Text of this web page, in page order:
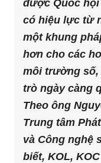
được Quốc
có hiệu lực từ
một khung
hơn cho các
môi trường
trò ngày càng
Theo ông
Trung tâm
và Công nghệ
biết, KOL,